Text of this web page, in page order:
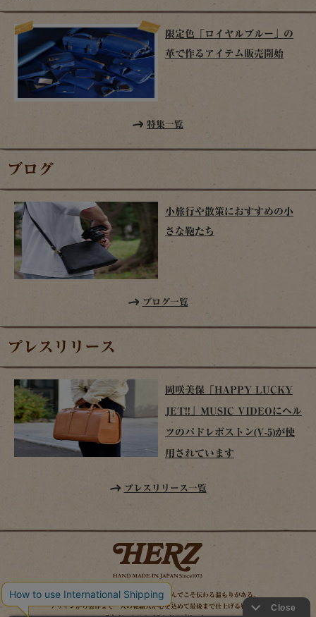
限定色「ロイヤルブルー」の
革で作るアイテム販売開始
特集一覧
ブログ
小旅行や散策におすすめの小
さな鞄たち
ブログ一覧
プレスリリース
岡咲美保「HAPPY LUCKY
JET!!」MUSIC VIDEOにヘル
ツのパドレボストン(V-5)が使
用されています
プレスリリース一覧
時を経てこそ解る味わいがある。使い込んでこそ伝わる温もりがある。
デザインから製作まで一人の鞄職人が心を込めて最後まで仕上げる鞄作り。